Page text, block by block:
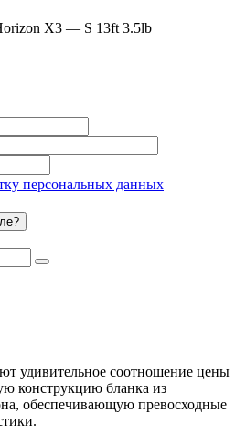
X3 — S 13ft 3.5lb
персональных данных
удивительное соотношение цены
конструкцию бланка из
обеспечивающую превосходные